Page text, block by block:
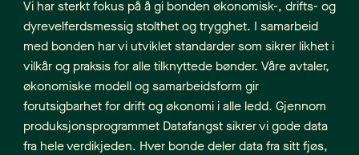
Vi har sterkt fokus på å gi bonden økonomisk-, drifts- og
dyrevelferdsmessig stolthet og trygghet. I samarbeid
med bonden har vi utviklet standarder som sikrer likhet i
vilkår og praksis for alle tilknyttede bønder. Våre avtaler,
økonomiske modell og samarbeidsform gir
forutsigbarhet for drift og økonomi i alle ledd. Gjennom
produksjonsprogrammet Datafangst sikrer vi gode data
fra hele verdikjeden. Hver bonde deler data fra sitt fjøs,